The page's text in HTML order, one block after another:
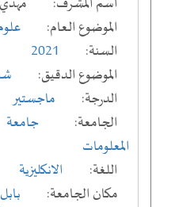
الموضوع العام:
السنة:
2021
الموضوع الدقيق:
الدرجة:
ماجستير
الجامعة:
جامعة
المعلومات
اللغة:
الانكليزية
مكان الجامعة:
بابل